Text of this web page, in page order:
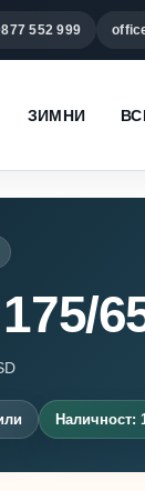
552 999
ЗИМНИ
Наличност: